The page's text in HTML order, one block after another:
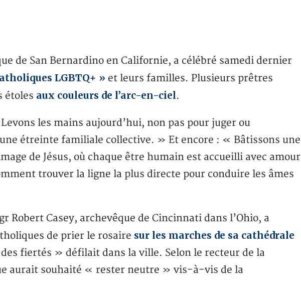
de San Bernardino en Californie, a célébré samedi dernier
LGBTQ+ » et leurs familles. Plusieurs prêtres
étoles aux couleurs de l’arc-en-ciel.
les mains aujourd’hui, non pas pour juger ou
étreinte familiale collective. » Et encore : « Bâtissons une
de Jésus, où chaque être humain est accueilli avec amour
trouver la ligne la plus directe pour conduire les âmes
Robert Casey, archevêque de Cincinnati dans l’Ohio, a
de prier le rosaire sur les marches de sa cathédrale
fiertés » défilait dans la ville. Selon le recteur de la
aurait souhaité « rester neutre » vis-à-vis de la